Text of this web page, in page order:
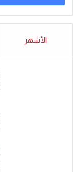
الأشهر